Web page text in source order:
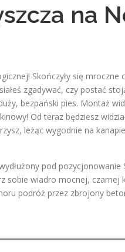
na
Skończyły się mroczne
zgadywać, czy postać
bezpański pies. Montaż
Od teraz będziesz
leżąc wygodnie na
pod pozycjonowanie
sobie wiadro mocnej, czarnej
podróż przez zbrojony